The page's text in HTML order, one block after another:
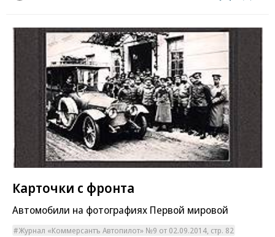
Карточки с фронта
Автомобили на фотографиях Первой мировой
Журнал «Коммерсантъ Автопилот» №9 от 02.09.2014, стр. 82